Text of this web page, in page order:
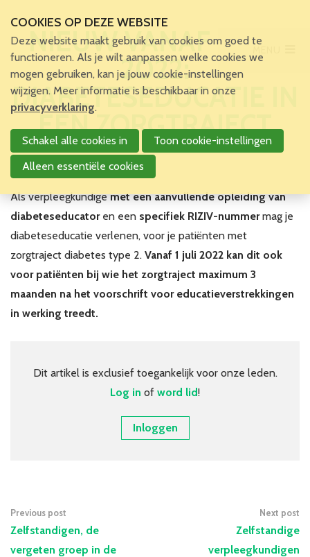
NIEUW VANAF 1 JULI
2022:
DIABETESEDUCATIE IN
EEN ZORGTRAJECT
Als verpleegkundigemet een aanvullende opleiding van
diabeteseducatoren een specifiek RIZIV-nummermag je
diabeteseducatie verlenen, voor je patiënten met
zorgtraject diabetes type 2. Vanaf 1 juli 2022 kan dit ook
voor patiënten bij wie het zorgtraject maximum 3
maanden na het voorschrift voor educatieverstrekkingen
in werking treedt.
Dit artikel is exclusief toegankelijk voor onze leden.
Log in of word lid!
Inloggen
Previous post
Zelfstandigen, de
vergeten groep in de
Next post
Zelfstandige
verpleegkundigen
Main Menu
Home
Voor patiënten en zorgverleners
Verpleegkundigen
VBZV Helpcenter
Nieuws
Zoekertjes
Tijdschrift
Dossiers
Nuttige links
Navormingen
Jaarlijks Congres
Account
COOKIES OP DEZE WEBSITE
Deze website maakt gebruik van cookies om goed te
functioneren. Als je wilt aanpassen welke cookies we
mogen gebruiken, kan je jouw cookie-instellingen
wijzigen. Meer informatie is beschikbaar in onze
privacyverklaring.
Schakel alle cookies in
Toon cookie-instellingen
Alleen essentiële cookies